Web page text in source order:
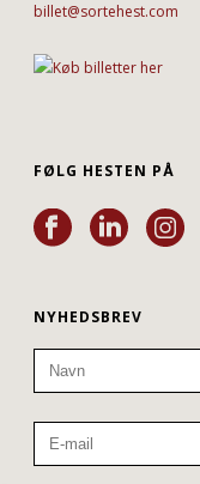
billet@sortehest.com
FØLG HESTEN PÅ
NYHEDSBREV